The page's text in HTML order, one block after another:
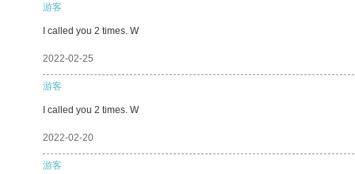
游客
I called you 2 times. W
2022-02-25
游客
I called you 2 times. W
2022-02-20
游客